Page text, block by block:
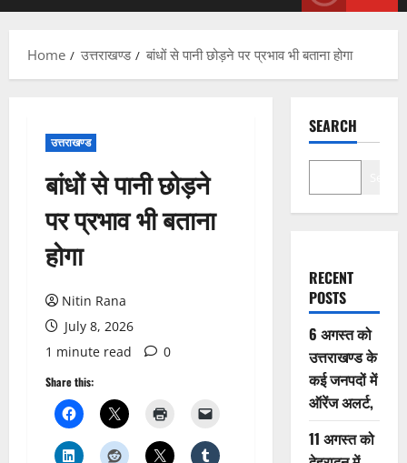
Home उत्तराखण्ड बांधों से पानी छोड़ने पर प्रभाव भी बताना होगा
उत्तराखण्ड
बांधों से पानी छोड़ने
पर प्रभाव भी बताना
होगा
Nitin Rana
July 8, 2026
1 minute read
0
Share this:
SEARCH
RECENT
POSTS
6 अगस्त को
उत्तराखण्ड के
कई जनपदों में
ऑरेंज अलर्ट,
11 अगस्त को